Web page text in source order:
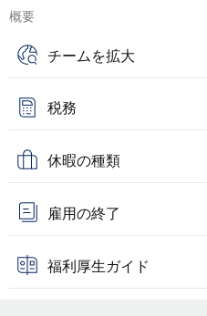
概要
チームを拡大
税務
休暇の種類
雇用の終了
福利厚生ガイド